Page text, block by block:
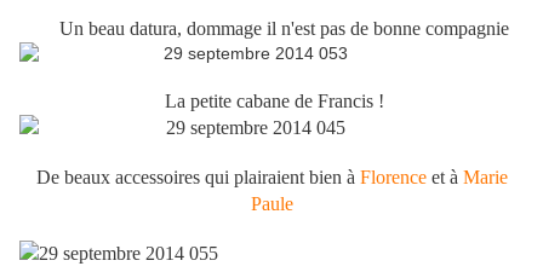
Un beau datura, dommage il n'est pas de bonne compagnie
La petite cabane de Francis !
De beaux accessoires qui plairaient bien à Florenceet à Marie
Paule